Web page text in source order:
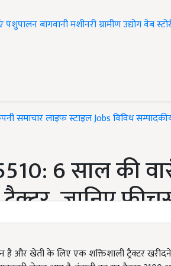
पशुपालनबागवानीमशीनरीग्रामीण उद्योगवेब
समाचारलाइफ स्टाइलJobsविविध
6 साल की
जानिए
और खेती के लिए एक शक्तिशाली ट्रैक्टर